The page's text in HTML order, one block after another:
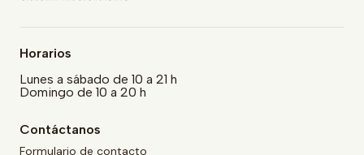
Horarios
Lunes a sábado de 10 a 21 h
Domingo de 10 a 20 h
Contáctanos
Formulario de contacto